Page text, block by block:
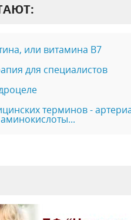
или витамина В7
для специалистов
терминов -